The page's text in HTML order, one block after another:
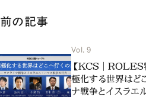
前の記事
Vol. 9
【KCS｜ROLES
極化する世界はど
ナ戦争とイスラエ